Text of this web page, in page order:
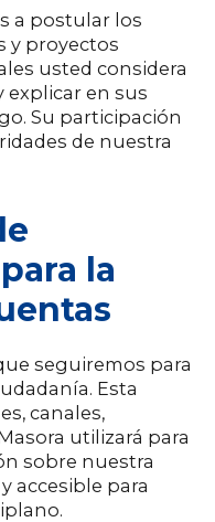
a postular los
y proyectos
usted considera
explicar en sus
Su participación
de nuestra
la
seguiremos para
Esta
canales,
utilizará para
sobre nuestra
accesible para